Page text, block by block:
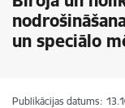
un speciālo
Publikācijas datums: